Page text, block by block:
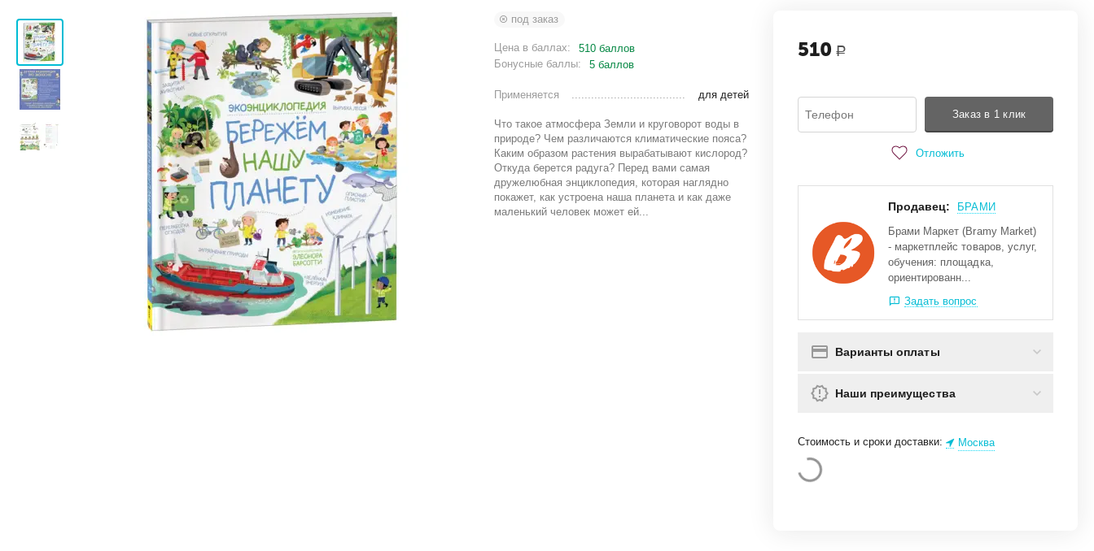
под заказ
Цена в баллах:
510 баллов
Бонусные баллы:
5 баллов
Применяется для детей
Что такое атмосфера Земли и круговорот воды в
природе? Чем различаются климатические пояса?
Каким образом растения вырабатывают кислород?
Откуда берется радуга? Перед вами самая
дружелюбная энциклопедия, которая наглядно
покажет, как устроена наша планета и как даже
маленький человек может ей...
510 Р
Заказ в 1 клик
Отложить
Продавец:
БРАМИ
Брами Маркет (Bramy Market)
- маркетплейс товаров, услуг,
обучения: площадка,
ориентированн...
Задать вопрос
Варианты оплаты
Наши преимущества
Стоимость и сроки доставки: Москва